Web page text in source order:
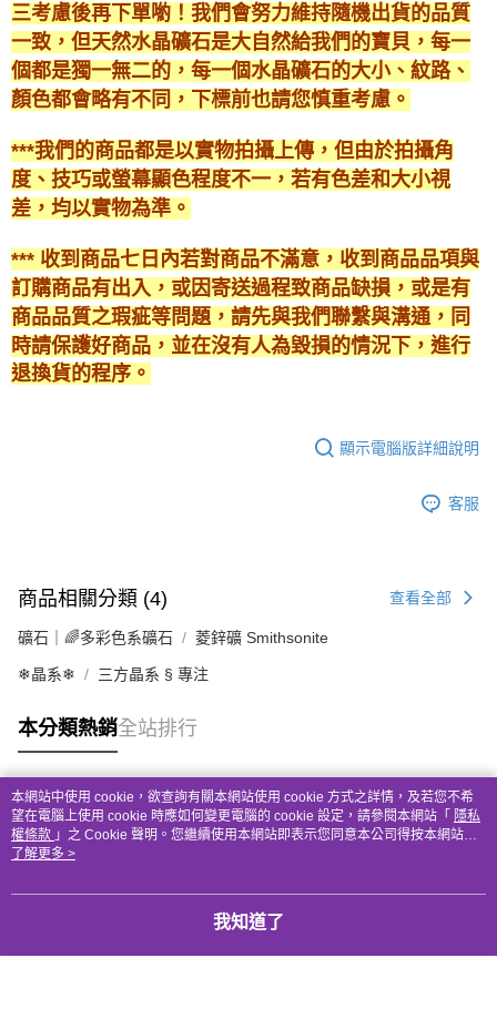
三考慮後再下單喲！我們會努力維持隨機出貨的品質
一致，但天然水晶礦石是大自然給我們的寶貝，每一
個都是獨一無二的，每一個水晶礦石的大小、紋路、
顏色都會略有不同，下標前也請您慎重考慮。
***我們的商品都是以實物拍攝上傳，但由於拍攝角
度、技巧或螢幕顯色程度不一，若有色差和大小視
差，均以實物為準。
*** 收到商品七日內若對商品不滿意，收到商品品項與
訂購商品有出入，或因寄送過程致商品缺損，或是有
商品品質之瑕疵等問題，請先與我們聯繫與溝通，同
時請保護好商品，並在沒有人為毀損的情況下，進行
退換貨的程序。
顯示電腦版詳細說明
客服
商品相關分類 (4) 查看全部
礦石｜🌈多彩色系礦石 菱鋅礦 Smithsonite
❄晶系❄ 三方晶系 § 專注
本分類熱銷全站排行
熱門標籤
本網站中使用 cookie，欲查詢有關本網站使用 cookie 方式之詳情，及若您不希
望在電腦上使用 cookie 時應如何變更電腦的 cookie 設定，請參閱本網站「 隱私
權條款 」之 Cookie 聲明。您繼續使用本網站即表示您同意本公司得按本網站使
用條款之 Cookie 聲明使用 cookie。
了解更多 >
我知道了